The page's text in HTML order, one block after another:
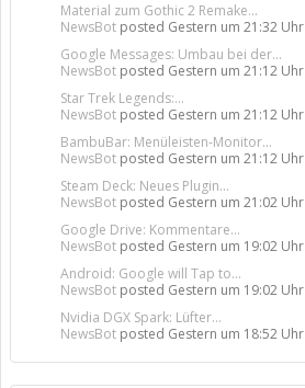
Material zum Gothic 2 Remake...
NewsBot posted Gestern um 21:32 Uhr
Google Messages: Umbau bei der...
NewsBot posted Gestern um 21:12 Uhr
Star Trek Legends:...
NewsBot posted Gestern um 21:12 Uhr
BambuBar: Menüleisten-Monitor...
NewsBot posted Gestern um 21:12 Uhr
Steam Deck: Neues Plugin...
NewsBot posted Gestern um 21:02 Uhr
Google Drive: Kommentare...
NewsBot posted Gestern um 19:02 Uhr
Android: Google will Tap to...
NewsBot posted Gestern um 19:02 Uhr
Nvidia DGX Spark: Lüfter...
NewsBot posted Gestern um 18:52 Uhr